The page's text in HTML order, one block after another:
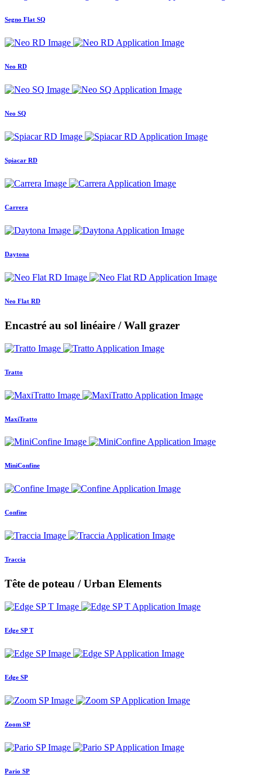
Segno Flat SQ
Neo RD
Neo SQ
Spiacar RD
Carrera
Daytona
Neo Flat RD
Encastré au sol linéaire / Wall grazer
Tratto
MaxiTratto
MiniConfine
Confine
Traccia
Tête de poteau / Urban Elements
Edge SP T
Edge SP
Zoom SP
Pario SP